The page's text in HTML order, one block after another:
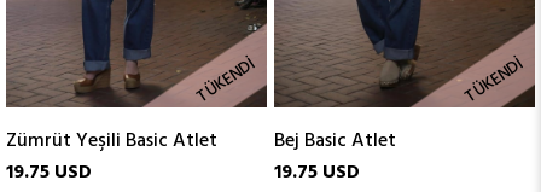
TÜKENDI
Zümrüt Yeşili Basic Atlet
19.75 USD
TÜKENDI
Bej Basic Atlet
19.75 USD